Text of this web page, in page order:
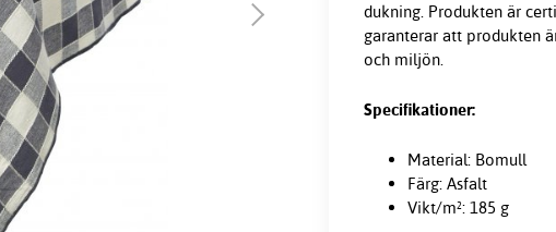
dukning. Produkten är
garanterar att produkten
och miljön.
Specifikationer:
Material: Bomull
Färg: Asfalt
Vikt/m²: 185 g